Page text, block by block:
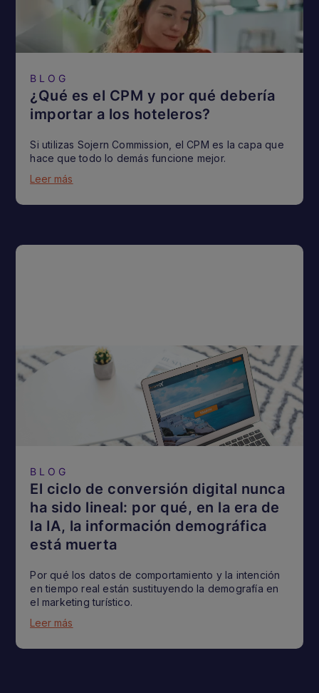
BLOG
¿Qué es el CPM y por qué debería
importar a los hoteleros?
Si utilizas Sojern Commission, el CPM es la capa que
hace que todo lo demás funcione mejor.
Leer más
BLOG
El ciclo de conversión digital nunca
ha sido lineal: por qué, en la era de
la IA, la información demográfica
está muerta
Por qué los datos de comportamiento y la intención
en tiempo real están sustituyendo la demografía en
el marketing turístico.
Leer más